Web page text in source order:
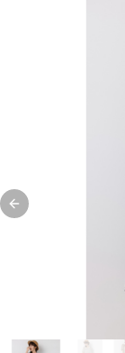
Previous slide